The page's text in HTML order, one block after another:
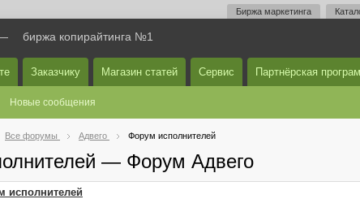
Биржа маркетинга
биржа копирайтинга №1
Заказчику Магазин статей Сервис Партнёрская
Новые сообщения
Все форумы Адвего Форум исполнителей
— Форум Адвего
исполнителей